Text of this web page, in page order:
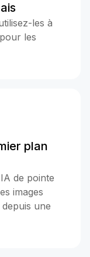
les à
les
plan
de pointe
images
une